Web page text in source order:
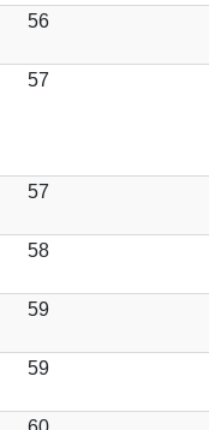
56
57
57
58
59
59